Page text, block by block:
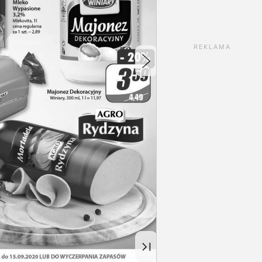
REKLAMA